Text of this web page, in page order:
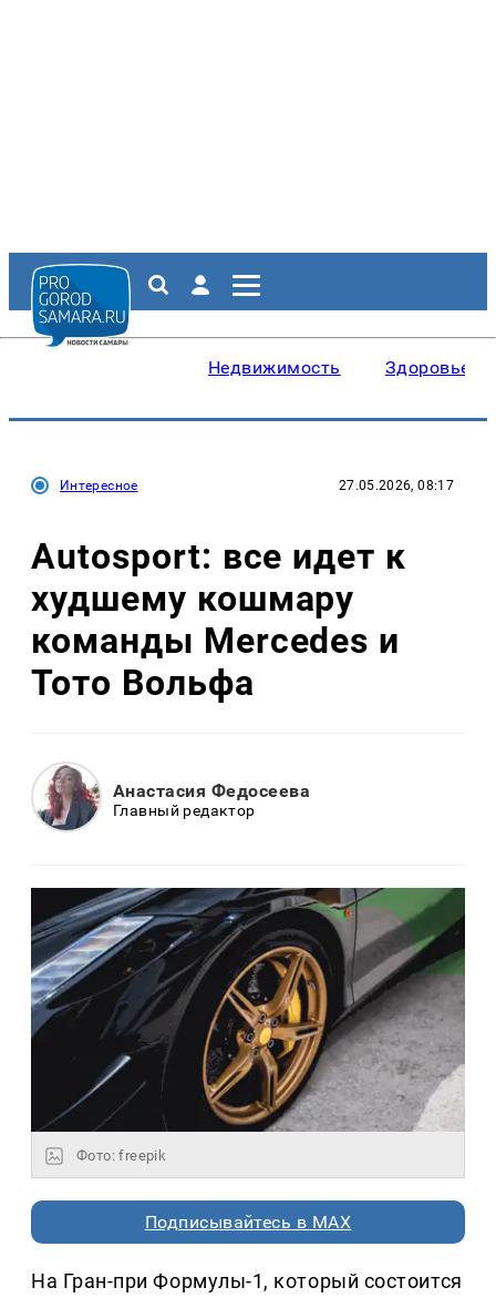
Недвижимость Здоровье
Интересное 27.05.2026, 08:17
Autosport: все идет к
худшему кошмару
команды Mercedes и
Тото Вольфа
Анастасия Федосеева
Главный редактор
Фото: freepik
Подписывайтесь в MAX
На Гран-при Формулы-1, который состоится